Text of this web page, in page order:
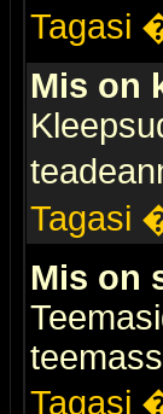
Tagasi
Mis on
Tagasi
Mis on
Tagasi